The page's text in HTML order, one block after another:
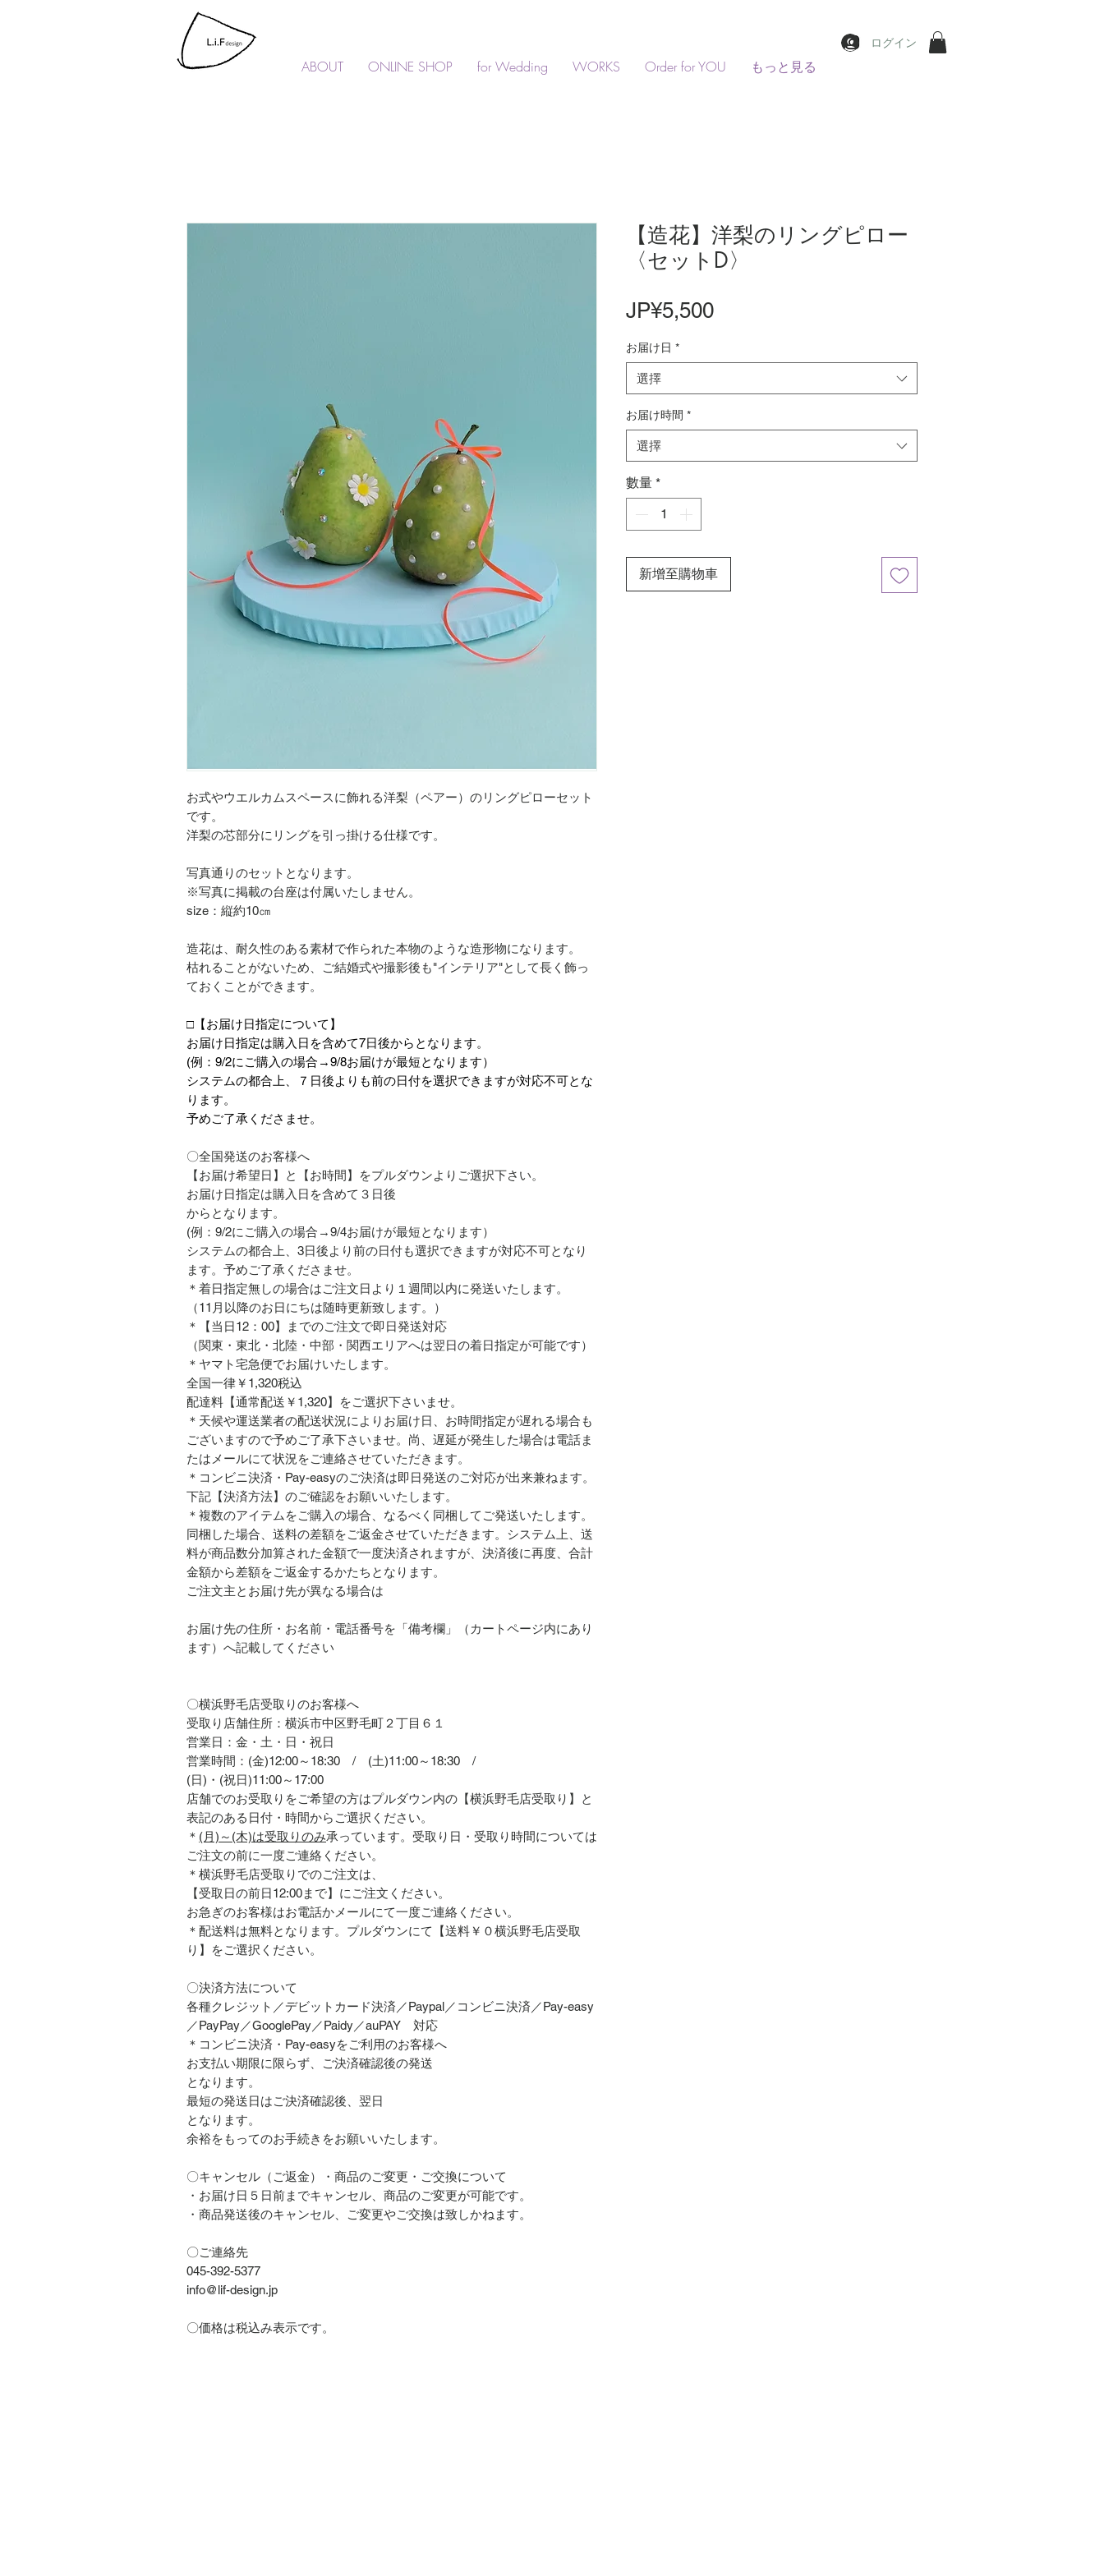
ABOUT ONLINE SHOP for Wedding WORKS Order for YOU もっと見る
ログイン
お式やウエルカムスペースに飾れる洋梨（ペアー）のリングピローセット
です。
洋梨の芯部分にリングを引っ掛ける仕様です。
写真通りのセットとなります。
※写真に掲載の台座は付属いたしません。
size：縦約10㎝
造花は、耐久性のある素材で作られた本物のような造形物になります。
枯れることがないため、ご結婚式や撮影後も"インテリア"として長く飾っ
ておくことができます。
□【お届け日指定について】
お届け日指定は購入日を含めて7日後からとなります。
(例：9/2にご購入の場合→9/8お届けが最短となります）
システムの都合上、７日後よりも前の日付を選択できますが対応不可とな
ります。
予めご了承くださませ。
〇全国発送のお客様へ
【お届け希望日】と【お時間】をプルダウンよりご選択下さい。
お届け日指定は購入日を含めて３日後
からとなります。
(例：9/2にご購入の場合→9/4お届けが最短となります）
システムの都合上、3日後より前の日付も選択できますが対応不可となり
ます。予めご了承くださませ。
＊着日指定無しの場合はご注文日より１週間以内に発送いたします。
（11月以降のお日にちは随時更新致します。）
＊【当日12：00】までのご注文で即日発送対応
（関東・東北・北陸・中部・関西エリアへは翌日の着日指定が可能です）
＊ヤマト宅急便でお届けいたします。
全国一律￥1,320税込
配達料【通常配送￥1,320】をご選択下さいませ。
＊天候や運送業者の配送状況によりお届け日、お時間指定が遅れる場合も
ございますので予めご了承下さいませ。尚、遅延が発生した場合は電話ま
たはメールにて状況をご連絡させていただきます。
＊コンビニ決済・Pay-easyのご決済は即日発送のご対応が出来兼ねます。
下記【決済方法】のご確認をお願いいたします。
＊複数のアイテムをご購入の場合、なるべく同梱してご発送いたします。
同梱した場合、送料の差額をご返金させていただきます。システム上、送
料が商品数分加算された金額で一度決済されますが、決済後に再度、合計
金額から差額をご返金するかたちとなります。
ご注文主とお届け先が異なる場合は
お届け先の住所・お名前・電話番号を「備考欄」（カートページ内にあり
ます）へ記載してください
〇横浜野毛店受取りのお客様へ
受取り店舗住所：横浜市中区野毛町２丁目６１
営業日：金・土・日・祝日
営業時間：(金)12:00～18:30 / (土)11:00～18:30 /
(日)・(祝日)11:00～17:00
店舗でのお受取りをご希望の方はプルダウン内の【横浜野毛店受取り】と
表記のある日付・時間からご選択ください。
＊ (月)～(木)は受取りのみ承っています。受取り日・受取り時間については
ご注文の前に一度ご連絡ください。
＊横浜野毛店受取りでのご注文は、
【受取日の前日12:00まで】にご注文ください。
お急ぎのお客様はお電話かメールにて一度ご連絡ください。
＊配送料は無料となります。プルダウンにて【送料￥０横浜野毛店受取
り】をご選択ください。
〇決済方法について
各種クレジット／デビットカード決済／Paypal／コンビニ決済／Pay-easy
／PayPay／GooglePay／Paidy／auPAY 対応
＊コンビニ決済・Pay-easyをご利用のお客様へ
お支払い期限に限らず、ご決済確認後の発送
となります。
最短の発送日はご決済確認後、翌日
となります。
余裕をもってのお手続きをお願いいたします。
〇キャンセル（ご返金）・商品のご変更・ご交換について
・お届け日５日前までキャンセル、商品のご変更が可能です。
・商品発送後のキャンセル、ご変更やご交換は致しかねます。
〇ご連絡先
045-392-5377
info@lif-design.jp
〇価格は税込み表示です。
【造花】洋梨のリングピロー
〈セットD〉
JP¥5,500價
お届け日 *
選擇
お届け時間 *
選擇
數量 *
新增至購物車